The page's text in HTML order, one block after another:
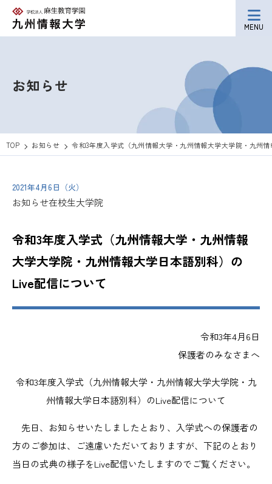
MENU
お知らせ
TOP お知らせ 令和3年度入学式（九州情報大学・九州情報大学大学院・九州
2021年4月6日（火）
お知らせ在校生大学院
令和3年度入学式（九州情報大学・九州情報
大学大学院・九州情報大学日本語別科）の
Live配信について
令和3年4月6日
保護者のみなさまへ
令和3年度入学式（九州情報大学・九州情報大学大学院・九
州情報大学日本語別科）のLive配信について
先日、お知らせいたしましたとおり、入学式への保護者の
方のご参加は、ご遠慮いただいておりますが、下記のとおり
当日の式典の様子をLive配信いたしますのでご覧ください。